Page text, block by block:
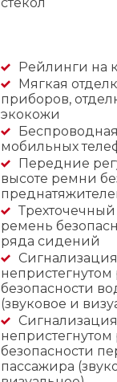
Рейлинги на
Мягкая
приборов,
экокожи
мобильных
Передние
высоте ремни
ремень
ряда сидений
безопасности
(звуковое и
безопасности
пассажира